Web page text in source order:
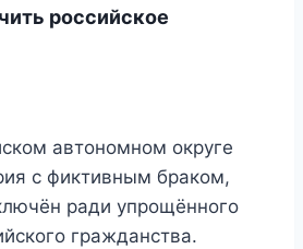
российское
автономном округе
с фиктивным браком,
ради упрощённого
гражданства.